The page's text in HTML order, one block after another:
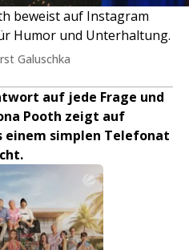
beweist auf Instagram
Humor und Unterhaltung.
Galuschka
auf jede Frage und
Pooth zeigt auf
einem simplen Telefonat